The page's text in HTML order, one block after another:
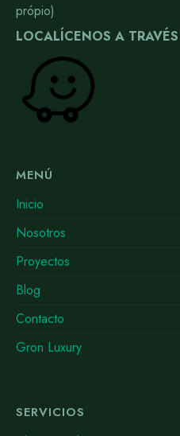
própio)
LOCALÍCENOS A
MENÚ
Inicio
Nosotros
Proyectos
Blog
Contacto
Gron Luxury
SERVICIOS